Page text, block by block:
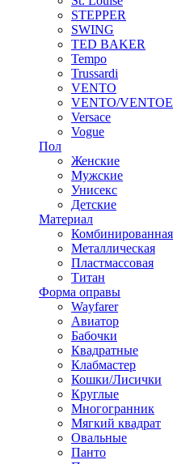
STEPPER
SWING
TED BAKER
Tempo
Trussardi
VENTO
VENTO/VENTOE
Versace
Vogue
Пол
Женские
Мужские
Унисекс
Детские
Материал
Комбинированная
Металлическая
Пластмассовая
Титан
Форма оправы
Wayfarer
Авиатор
Бабочки
Квадратные
Клабмастер
Кошки/Лисички
Круглые
Многогранник
Мягкий квадрат
Овальные
Панто